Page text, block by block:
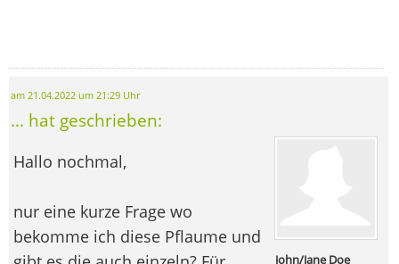
am 21.04.2022 um 21:29 Uhr
... hat geschrieben:
John/Jane Doe
Hallo nochmal,
nur eine kurze Frage wo
bekomme ich diese Pflaume und